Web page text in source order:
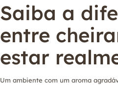
Saiba a
entre
estar
Um ambiente com um aroma